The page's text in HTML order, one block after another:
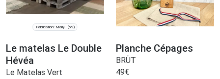
Fabrication: Marly (59)
Le matelas Le Double
Hévéa
Le Matelas Vert
Planche Cépages
BRÜT
49€